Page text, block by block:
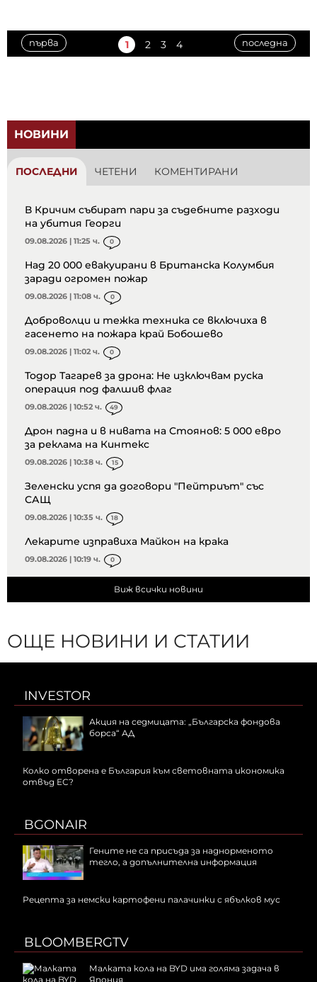
първа 1 2 3 4 последна
НОВИНИ
ПОСЛЕДНИ ЧЕТЕНИ КОМЕНТИРАНИ
В Кричим събират пари за съдебните разходи
на убития Георги
09.08.2026 | 11:25 ч. 0
Над 20 000 евакуирани в Британска Колумбия
заради огромен пожар
09.08.2026 | 11:08 ч. 0
Доброволци и тежка техника се включиха в
гасенето на пожара край Бобошево
09.08.2026 | 11:02 ч. 0
Тодор Тагарев за дрона: Не изключвам руска
операция под фалшив флаг
09.08.2026 | 10:52 ч. 49
Дрон падна и в нивата на Стоянов: 5 000 евро
за реклама на Кинтекс
09.08.2026 | 10:38 ч. 15
Зеленски успя да договори "Пейтриът" със
САЩ
09.08.2026 | 10:35 ч. 18
Лекарите изправиха Майкон на крака
09.08.2026 | 10:19 ч. 0
Виж всички новини
ОЩЕ НОВИНИ И СТАТИИ
INVESTOR
Акция на седмицата: „Българска фондова
борса“ АД
Колко отворена е България към световната икономика
отвъд ЕС?
BGONAIR
Гените не са присъда за наднорменото
тегло, а допълнителна информация
Рецепта за немски картофени палачинки с ябълков мус
BLOOMBERGTV
Малката кола на BYD има голяма задача в
Япония